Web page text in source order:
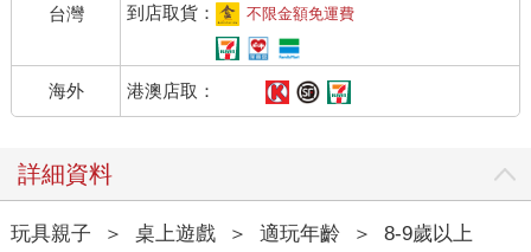
台灣
到店取貨：
不限金額免運費
海外 港澳店取：
詳細資料
玩具親子 ＞ 桌上遊戲 ＞ 適玩年齡 ＞ 8-9歲以上